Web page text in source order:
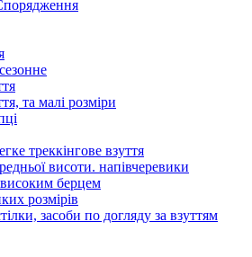
та малі розміри
треккінгове взуття
висоти. напівчеревики
берцем
розмірів
засоби по догляду за взуттям